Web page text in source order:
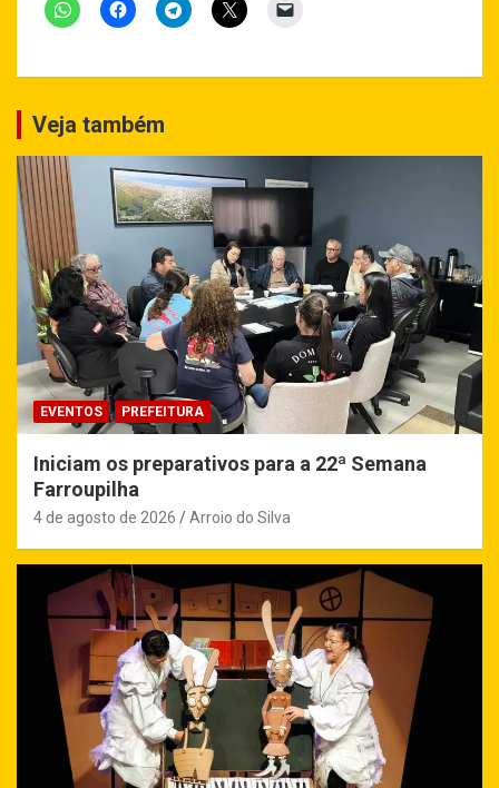
Veja também
EVENTOS PREFEITURA
Iniciam os preparativos para a 22ª Semana
Farroupilha
4 de agosto de 2026 Arroio do Silva